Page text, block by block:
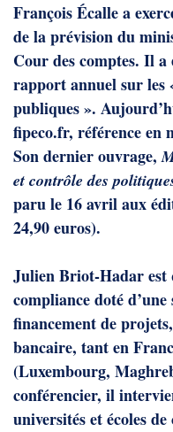
François Écalle a
de la prévision du
Cour des comptes. Il
rapport annuel sur les
publiques ».
fipeco.fr, référence en
Son dernier ouvrage,
et contrôle des
paru le 16 avril aux
24,90 euros).
Julien Briot-Hadar
compliance doté
financement de
bancaire, tant en
(Luxembourg,
conférencier, il
universités et écoles